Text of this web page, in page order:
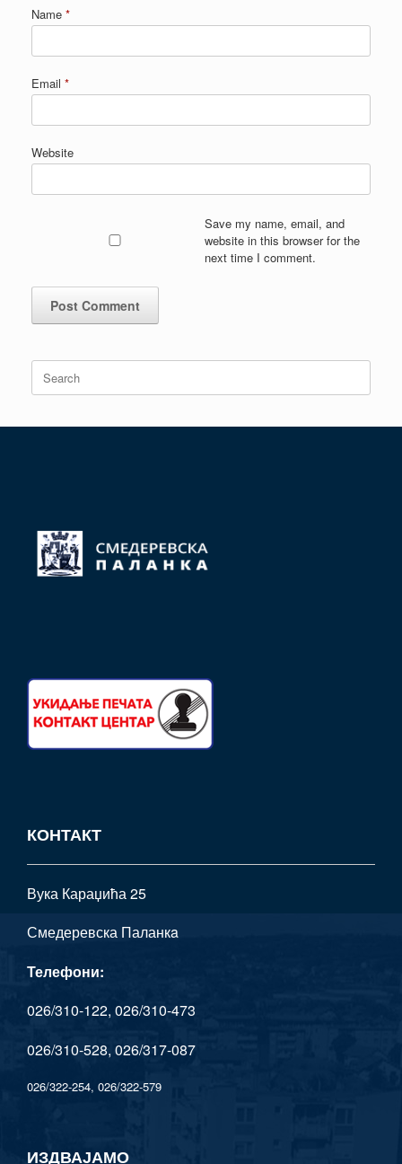
Name *
Email *
Website
Save my name, email, and
website in this browser for the
next time I comment.
Search
for:
КОНТАКТ
Вука Караџића 25
Смедеревска Паланкa
Телефони:
026/310-122, 026/310-473
026/310-528, 026/317-087
026/322-254, 026/322-579
ИЗДВАЈАМО